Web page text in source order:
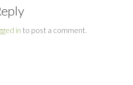
in to post a comment.